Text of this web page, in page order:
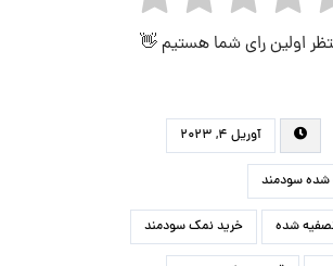
اولین رای شما هستیم 👋
آوریل ۴, ۲۰۲۳
سودمند
شده خرید نمک سودمند